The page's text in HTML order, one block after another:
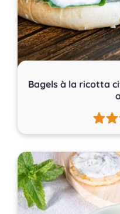
Bagels à la ricotta